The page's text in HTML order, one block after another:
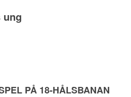
ung
PÅ 18-HÅLSBANAN